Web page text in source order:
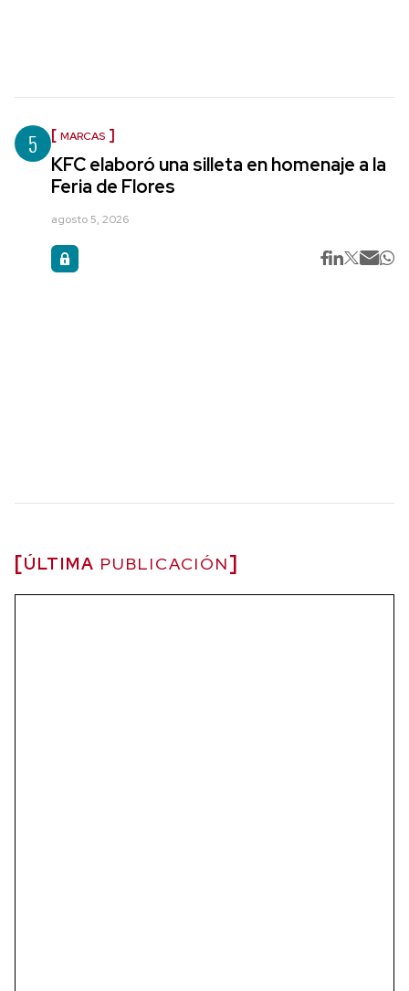
5 MARCAS
KFC elaboró una silleta en homenaje a la
Feria de Flores
agosto 5, 2026
ÚLTIMA PUBLICACIÓN